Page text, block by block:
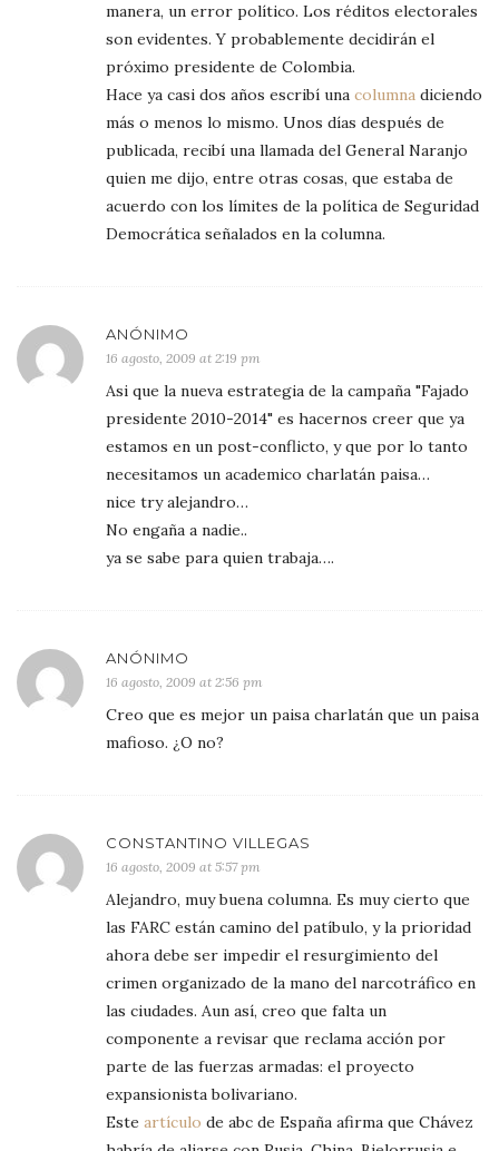
manera, un error político. Los réditos electorales
son evidentes. Y probablemente decidirán el
próximo presidente de Colombia.
Hace ya casi dos años escribí una columna diciendo
más o menos lo mismo. Unos días después de
publicada, recibí una llamada del General Naranjo
quien me dijo, entre otras cosas, que estaba de
acuerdo con los límites de la política de Seguridad
Democrática señalados en la columna.
ANÓNIMO
16 agosto, 2009 at 2:19 pm
Asi que la nueva estrategia de la campaña "Fajado
presidente 2010-2014" es hacernos creer que ya
estamos en un post-conflicto, y que por lo tanto
necesitamos un academico charlatán paisa…
nice try alejandro…
No engaña a nadie..
ya se sabe para quien trabaja….
ANÓNIMO
16 agosto, 2009 at 2:56 pm
Creo que es mejor un paisa charlatán que un paisa
mafioso. ¿O no?
CONSTANTINO VILLEGAS
16 agosto, 2009 at 5:57 pm
Alejandro, muy buena columna. Es muy cierto que
las FARC están camino del patíbulo, y la prioridad
ahora debe ser impedir el resurgimiento del
crimen organizado de la mano del narcotráfico en
las ciudades. Aun así, creo que falta un
componente a revisar que reclama acción por
parte de las fuerzas armadas: el proyecto
expansionista bolivariano.
Este artículo de abc de España afirma que Chávez